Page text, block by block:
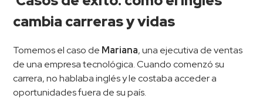
cambia carreras y vidas
Tomemos el caso de Mariana, una ejecutiva de ventas
de una empresa tecnológica. Cuando comenzó su
carrera, no hablaba inglés y le costaba acceder a
oportunidades fuera de su país.